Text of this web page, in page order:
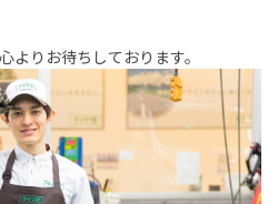
よりお待ちしております。